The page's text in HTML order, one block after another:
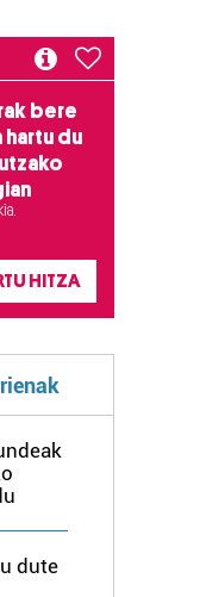
bere
hartu du
HITZA
dute